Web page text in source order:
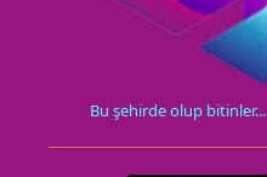
Bu şehirde olup bitinler...